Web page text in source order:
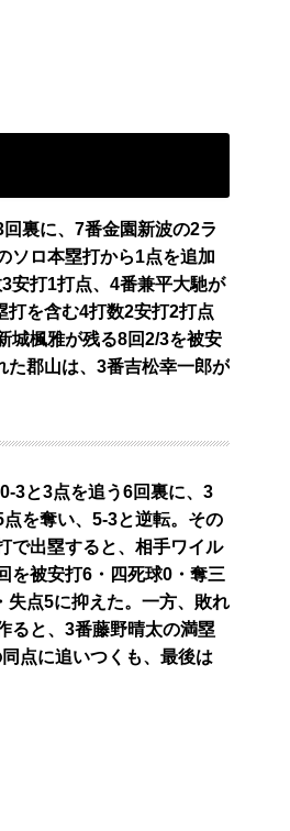
裏に、7番金園新波の2ラ
ソロ本塁打から1点を追加
安打1打点、4番兼平大馳が
打を含む4打数2安打2打点
城楓雅が残る8回2/3を被安
た郡山は、3番吉松幸一郎が
3と3点を追う6回裏に、3
を奪い、5-3と逆転。その
で出塁すると、相手ワイル
を被安打6・四死球0・奪三
失点5に抑えた。一方、敗れ
ると、3番藤野晴太の満塁
点に追いつくも、最後は